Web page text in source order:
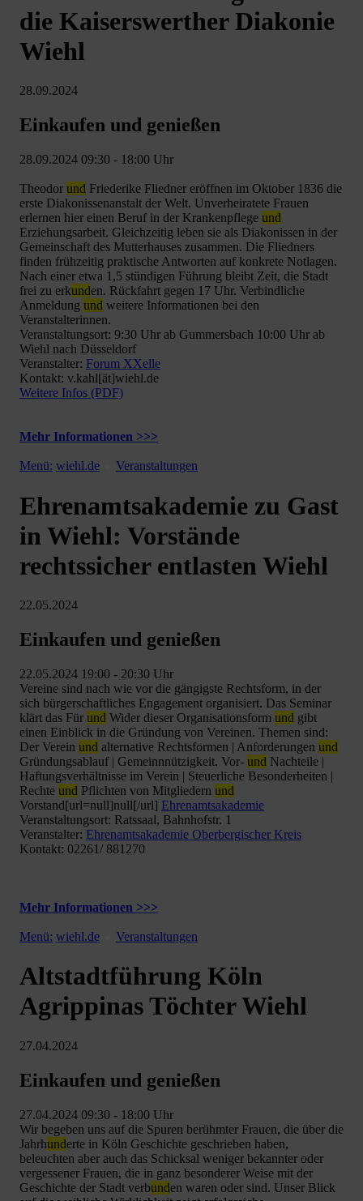
die Kaiserswerther Diakonie
Wiehl
28.09.2024
Einkaufen und genießen
28.09.2024 09:30 - 18:00 Uhr
Theodor und Friederike Fliedner eröffnen im Oktober 1836 die
erste Diakonissenanstalt der Welt. Unverheiratete Frauen
erlernen hier einen Beruf in der Krankenpflege und
Erziehungsarbeit. Gleichzeitig leben sie als Diakonissen in der
Gemeinschaft des Mutterhauses zusammen. Die Fliedners
finden frühzeitig praktische Antworten auf konkrete Notlagen.
Nach einer etwa 1,5 stündigen Führung bleibt Zeit, die Stadt
frei zu erkunden. Rückfahrt gegen 17 Uhr. Verbindliche
Anmeldung und weitere Informationen bei den
Veranstalterinnen.
Veranstaltungsort: 9:30 Uhr ab Gummersbach 10:00 Uhr ab
Wiehl nach Düsseldorf
Veranstalter: Forum XXelle
Kontakt: v.kahl[ät]wiehl.de
Weitere Infos (PDF)
Mehr Informationen >>>
Menü: wiehl.de Veranstaltungen
Ehrenamtsakademie zu Gast
in Wiehl: Vorstände
rechtssicher entlasten Wiehl
22.05.2024
Einkaufen und genießen
22.05.2024 19:00 - 20:30 Uhr
Vereine sind nach wie vor die gängigste Rechtsform, in der
sich bürgerschaftliches Engagement organisiert. Das Seminar
klärt das Für und Wider dieser Organisationsform und gibt
einen Einblick in die Gründung von Vereinen. Themen sind:
Der Verein und alternative Rechtsformen | Anforderungen und
Gründungsablauf | Gemeinnnützigkeit. Vor- und Nachteile |
Haftungsverhältnisse im Verein | Steuerliche Besonderheiten |
Rechte und Pflichten von Mitgliedern und
Vorstand[url=null]null[/url] Ehrenamtsakademie
Veranstaltungsort: Ratssaal, Bahnhofstr. 1
Veranstalter: Ehrenamtsakademie Oberbergischer Kreis
Kontakt: 02261/ 881270
Mehr Informationen >>>
Menü: wiehl.de Veranstaltungen
Altstadtführung Köln
Agrippinas Töchter Wiehl
27.04.2024
Einkaufen und genießen
27.04.2024 09:30 - 18:00 Uhr
Wir begeben uns auf die Spuren berühmter Frauen, die über die
Jahrhunderte in Köln Geschichte geschrieben haben,
beleuchten aber auch das Schicksal weniger bekannter oder
vergessener Frauen, die in ganz besonderer Weise mit der
Geschichte der Stadt verbunden waren oder sind. Unser Blick